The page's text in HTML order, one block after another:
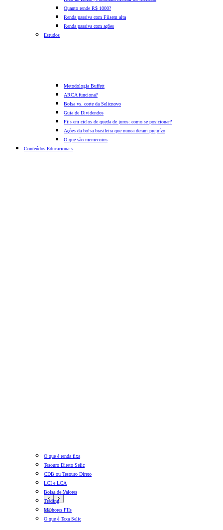
Quanto rende R$ 1000?
Renda passiva com Fiisem alta
Renda passiva com ações
Estudos
Metodologia Buffett
ARCA funciona?
Bolsa vs. corte da Selicnovo
Guia de Dividendos
Fiis em ciclos de queda de juros: como se posicionar?
Ações da bolsa brasileira que nunca deram prejuízo
O que são memecoins
Conteúdos Educacionais
‹ ›
O que é renda fixa
Tesouro Direto Selic
CDB ou Tesouro Direto
LCI e LCA
Bolsa de Valores
Trading
Melhores FIIs
O que é Taxa Selic